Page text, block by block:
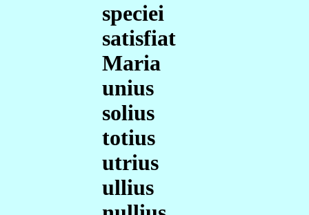
speciei
satisfiat
Maria
unius
solius
totius
utrius
ullius